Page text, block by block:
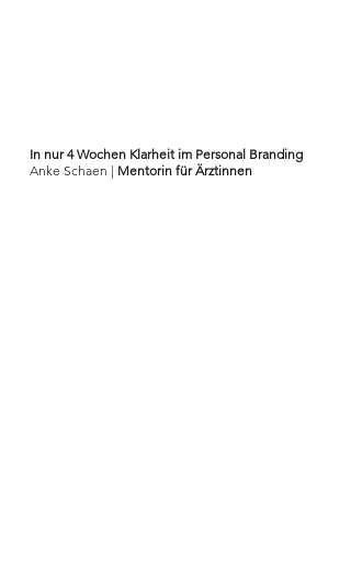
In nur 4 Wochen Klarheit im Personal Branding
Anke Schaen | Mentorin für Ärztinnen